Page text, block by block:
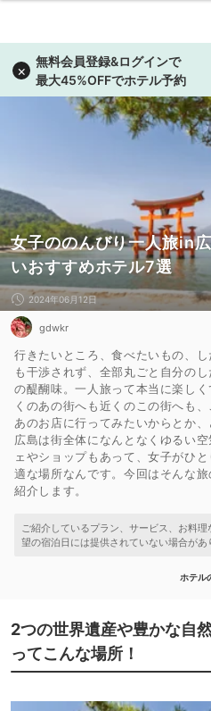
女子ののんびり一人旅in
いおすすめホテル7選
2024年06月12日
gdwkr
行きたいところ、食べたいもの、
も干渉されず、全部丸ごと自分の
の醍醐味。一人旅って本当に楽し
くのあの街へも近くのこの街へも
あのお店に行ってみたいからとか
広島は街全体になんとなくゆるい
ェやショップもあって、女子がひ
適な場所なんです。今回はそんな
紹介します。
ホテル
2つの世界遺産や豊かな自
ってこんな場所！